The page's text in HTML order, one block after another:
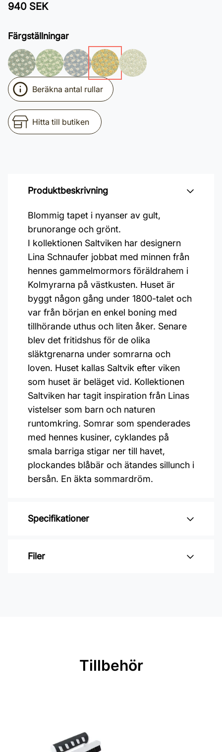
940 SEK
Färgställningar
Beräkna antal rullar
Hitta till butiken
Produktbeskrivning
Blommig tapet i nyanser av gult,
brunorange och grönt.
I kollektionen Saltviken har designern
Lina Schnaufer jobbat med minnen från
hennes gammelmormors föräldrahem i
Kolmyrarna på västkusten. Huset är
byggt någon gång under 1800-talet och
var från början en enkel boning med
tillhörande uthus och liten åker. Senare
blev det fritidshus för de olika
släktgrenarna under somrarna och
loven. Huset kallas Saltvik efter viken
som huset är beläget vid. Kollektionen
Saltviken har tagit inspiration från Linas
vistelser som barn och naturen
runtomkring. Somrar som spenderades
med hennes kusiner, cyklandes på
smala barriga stigar ner till havet,
plockandes blåbär och ätandes sillunch i
bersån. En äkta sommardröm.
Specifikationer
Varumärke: Midbec Tapeter
Rekommenderat lim: Hernia non
Filer
Tillbehör